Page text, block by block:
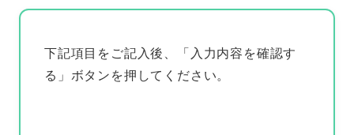
下記項目をご記入後、「入力内容を確認す
る」ボタンを押してください。